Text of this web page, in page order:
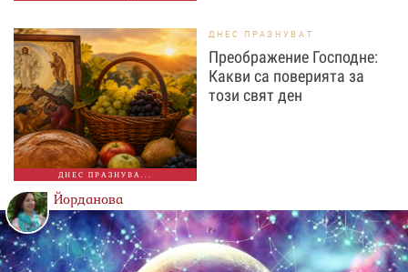
ДНЕС ПРАЗНУВА...
ДНЕС ПРАЗНУВАТ
Преображение Господне:
Какви са поверията за
този свят ден
Йорданова